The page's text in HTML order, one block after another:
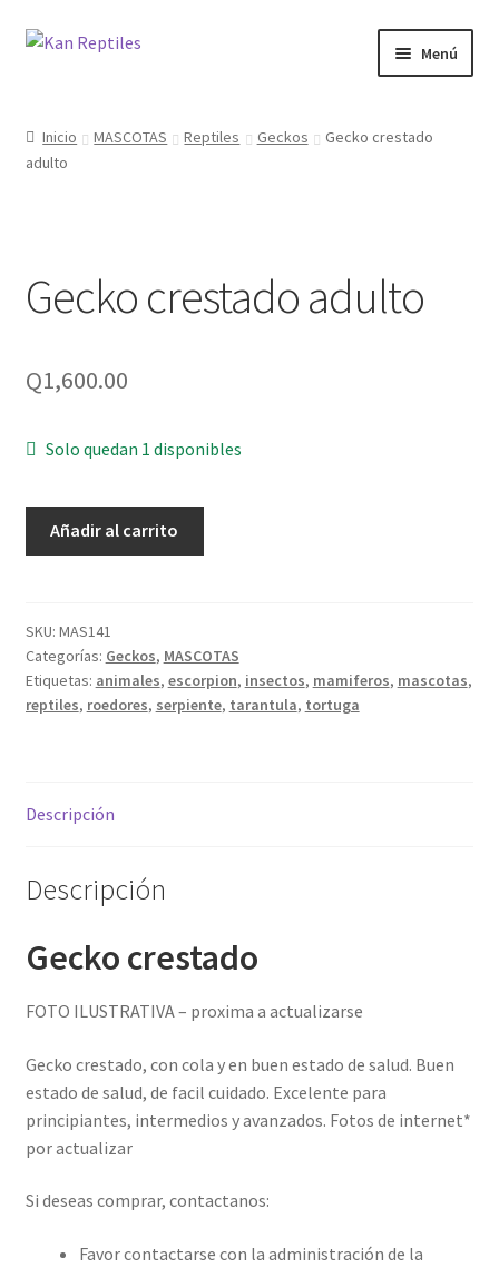
Ir
Ir
Menú
Tienda
Inicio MASCOTAS Reptiles Geckos
Gecko crestado
adulto
Gecko crestado adulto
Q1,600.00
Solo quedan 1 disponibles
Añadir al carrito
SKU: MAS141
Categorías: Geckos, MASCOTAS
Etiquetas: animales, escorpion, insectos, mamiferos, mascotas,
reptiles, roedores, serpiente, tarantula, tortuga
Descripción
Descripción
Gecko crestado
FOTO ILUSTRATIVA – proxima a actualizarse
Gecko crestado, con cola y en buen estado de salud. Buen
estado de salud, de facil cuidado. Excelente para
principiantes, intermedios y avanzados. Fotos de internet*
por actualizar
Si deseas comprar, contactanos:
Favor contactarse con la administración de la